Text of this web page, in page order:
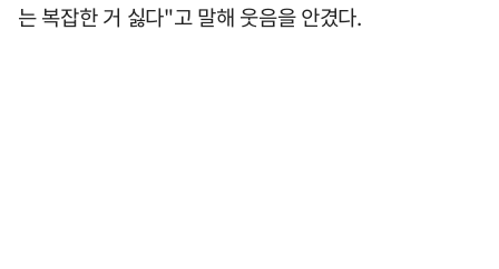
는 복잡한 거 싫다"고 말해 웃음을 안겼다.